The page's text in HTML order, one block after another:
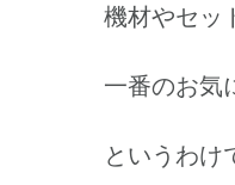
機材やセッ
一番のお気
というわけ